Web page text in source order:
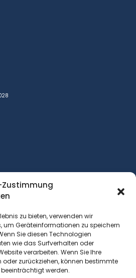
Zustimmung
zu bieten, verwenden wir
um Geräteinformationen zu speichern
Sie diesen Technologien
wie das Surfverhalten oder
verarbeiten. Wenn Sie Ihre
zurückziehen, können bestimmte
werden.